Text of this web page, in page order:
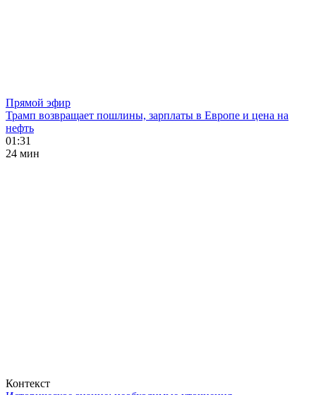
Прямой эфир
Трамп возвращает пошлины, зарплаты в Европе и цена на
нефть
01:31
24 мин
Контекст